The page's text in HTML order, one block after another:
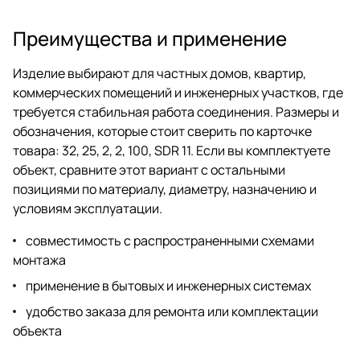
Преимущества и применение
Изделие выбирают для частных домов, квартир,
коммерческих помещений и инженерных участков, где
требуется стабильная работа соединения. Размеры и
обозначения, которые стоит сверить по карточке
товара: 32, 25, 2, 2, 100, SDR 11. Если вы комплектуете
объект, сравните этот вариант с остальными
позициями по материалу, диаметру, назначению и
условиям эксплуатации.
совместимость с распространенными схемами
монтажа
применение в бытовых и инженерных системах
удобство заказа для ремонта или комплектации
объекта